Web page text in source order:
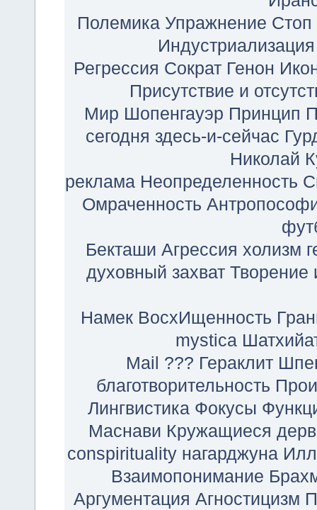
Полемика Упражнение Стоп
Индустриализация
Регрессия Сократ Генон
Присутствие и
Мир Шопенгауэр Принцип
сегодня здесь-и-сейчас
Николай
реклама Неопределенность
Омраченность
Бекташи Агрессия холизм
духовный захват Творение
Намек ВосхИщенность
mystica
Mail ??? Гераклит
благотворительность
Лингвистика Фокусы
Маснави Кружащиеся
conspirituality нагарджуна
Взаимопонимание
Аргументация Агностицизм